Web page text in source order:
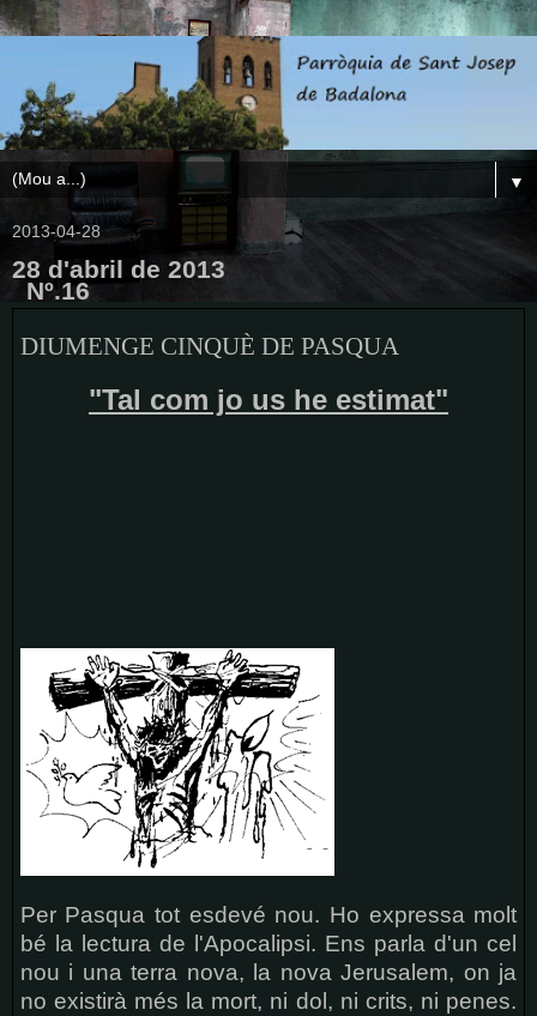
▼
2013-04-28
28 d'abril de 2013
Nº.16
DIUMENGE CINQUÈ DE PASQUA
"Tal com jo us he estimat"
Per Pasqua tot esdevé nou. Ho expressa molt
bé la lectura de l'Apocalipsi. Ens parla d'un cel
nou i una terra nova, la nova Jerusalem, on ja
no existirà més la mort, ni dol, ni crits, ni penes.